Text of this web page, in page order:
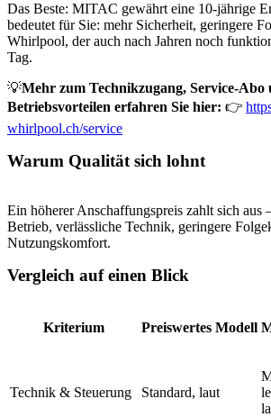
Das Beste: MITAC gewährt eine 10-jährige
bedeutet für Sie: mehr Sicherheit, geringere
Whirlpool, der auch nach Jahren noch
Tag.
💡Mehr zum Technikzugang, Service-Abo
Betriebsvorteilen erfahren Sie hier: 👉
whirlpool.ch/service
Warum Qualität sich lohnt
Ein höherer Anschaffungspreis zahlt sich aus
Betrieb, verlässliche Technik, geringere
Nutzungskomfort.
Vergleich auf einen Blick
Kriterium Preiswertes Modell
Technik & Steuerung Standard, laut